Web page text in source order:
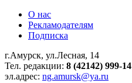
О нас
Рекламодателям
Подписка
г.Амурск, ул.Лесная, 14
Тел. редакции: 8 (42142) 999-14
эл.адрес: ng.amursk@ya.ru